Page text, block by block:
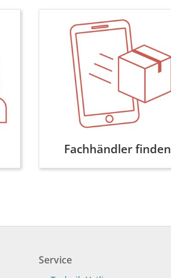
Fachhändler finden
Service